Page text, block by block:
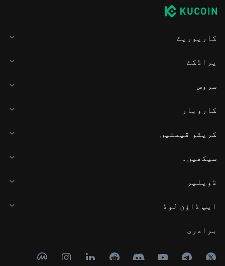
کارپوریٹ
پراڈکٹ
سروس
کاروبار
کرپٹو قیمتیں
سیکھیں۔
ڈویلپر
ایپ ڈاؤن لوڈ
برادری